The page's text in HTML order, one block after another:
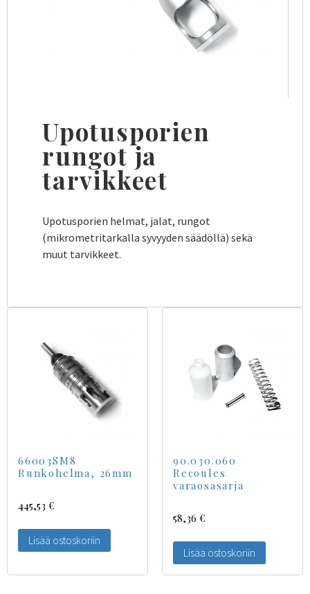
Upotusporien
rungot ja
tarvikkeet
Upotusporien helmat, jalat, rungot
(mikrometritarkalla syvyyden säädöllä) sekä
muut tarvikkeet.
66003SM8
Runkohelma, 26mm
445,53 €
Lisää ostoskoriin
90.030.060
Recoules
varaosasarja
58,36 €
Lisää ostoskoriin